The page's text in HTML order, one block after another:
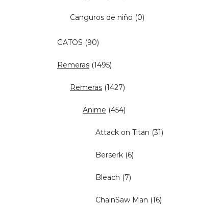
Canguros de niño (0)
GATOS (90)
Remeras (1495)
Remeras (1427)
Anime (454)
Attack on Titan (31)
Berserk (6)
Bleach (7)
ChainSaw Man (16)